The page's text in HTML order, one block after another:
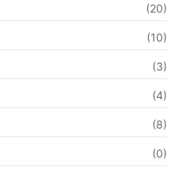
(20)
(10)
(3)
(4)
(8)
(0)